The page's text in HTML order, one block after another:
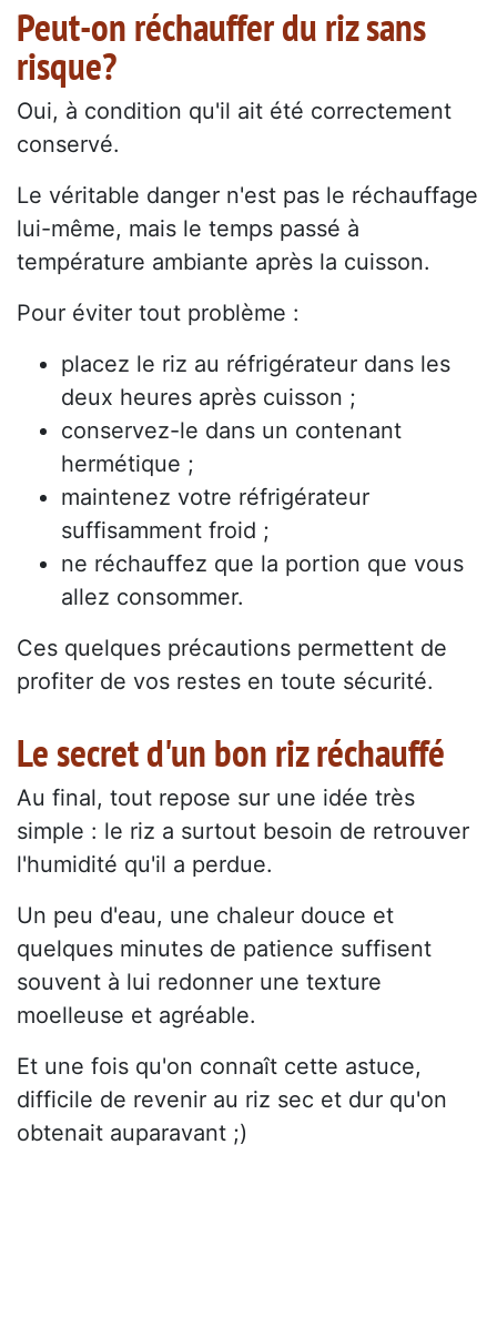
Peut-on réchauffer du riz sans
risque?
Oui, à condition qu'il ait été correctement
conservé.
Le véritable danger n'est pas le réchauffage
lui-même, mais le temps passé à
température ambiante après la cuisson.
Pour éviter tout problème :
placez le riz au réfrigérateur dans les
deux heures après cuisson ;
conservez-le dans un contenant
hermétique ;
maintenez votre réfrigérateur
suffisamment froid ;
ne réchauffez que la portion que vous
allez consommer.
Ces quelques précautions permettent de
profiter de vos restes en toute sécurité.
Le secret d'un bon riz réchauffé
Au final, tout repose sur une idée très
simple : le riz a surtout besoin de retrouver
l'humidité qu'il a perdue.
Un peu d'eau, une chaleur douce et
quelques minutes de patience suffisent
souvent à lui redonner une texture
moelleuse et agréable.
Et une fois qu'on connaît cette astuce,
difficile de revenir au riz sec et dur qu'on
obtenait auparavant ;)